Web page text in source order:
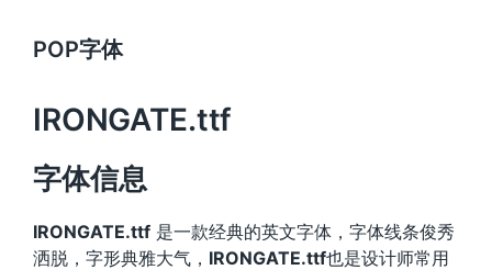
POP字体
IRONGATE.ttf
字体信息
IRONGATE.ttf 是一款经典的英文字体，字体线条俊秀
洒脱，字形典雅大气， IRONGATE.ttf也是设计师常用